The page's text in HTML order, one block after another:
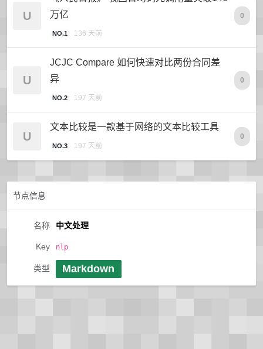
U
万亿
NO.1 136 天前
0
U
JCJC Compare 如何快速对比两份合同差
异
NO.2 197 天前
0
U
文本比较是一款基于网络的文本比较工具
NO.3 197 天前
0
节点信息
名称 中文处理
Key nlp
类型 Markdown